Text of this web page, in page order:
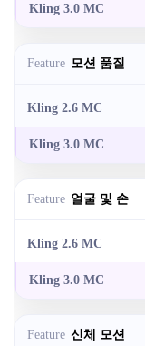
모션 품질
얼굴 및 손
신체 모션